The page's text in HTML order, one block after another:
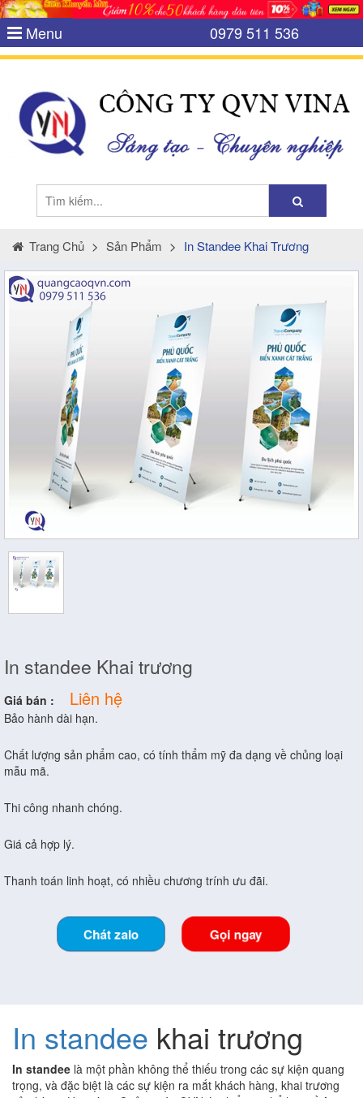
Menu 0979 511 536
Trang Chủ > Sản Phẩm > In Standee Khai Trương
In standee Khai trương
Giá bán : Liên hệ
Bảo hành dài hạn.
Chất lượng sản phẩm cao, có tính thẩm mỹ đa dạng về chủng loại
mẫu mã.
Thi công nhanh chóng.
Giá cả hợp lý.
Thanh toán linh hoạt, có nhiều chương trính ưu đãi.
Chát zalo Gọi ngay
In standee khai trương
In standee là một phần không thể thiếu trong các sự kiện quang
trọng, và đặc biệt là các sự kiện ra mắt khách hàng, khai trương